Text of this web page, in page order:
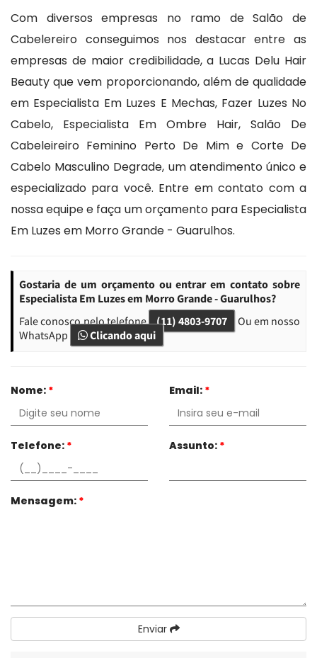
Com diversos empresas no ramo de Salão de
Cabelereiro conseguimos nos destacar entre as
empresas de maior credibilidade, a Lucas Delu Hair
Beauty que vem proporcionando, além de qualidade
em Especialista Em Luzes E Mechas, Fazer Luzes No
Cabelo, Especialista Em Ombre Hair, Salão De
Cabeleireiro Feminino Perto De Mim e Corte De
Cabelo Masculino Degrade, um atendimento único e
especializado para você. Entre em contato com a
nossa equipe e faça um orçamento para Especialista
Em Luzes em Morro Grande - Guarulhos.
Gostaria de um orçamento ou entrar em contato sobre
Especialista Em Luzes em Morro Grande - Guarulhos?
Fale conosco pelo telefone (11) 4803-9707
Ou em nosso
WhatsApp
Clicando aqui
Nome: * Email: *
Telefone: * Assunto: *
Mensagem: *
Enviar